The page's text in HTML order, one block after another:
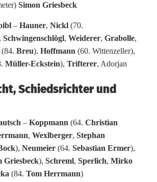
Simon Griesbeck
– Hauner, Nickl (70.
Schwingenschlögl, Weiderer, Grabolle,
Breu), Hoffmann (60. Wittenzeller),
Müller-Eckstein), Trifterer, Adorjan
Schiedsrichter und
– Koppmann (64. Christian
, Wexlberger, Stephan
), Neumeier (64. Sebastian Ermer),
Griesbeck), Schreml, Sperlich, Mirko
(84. Tom Herrmann)